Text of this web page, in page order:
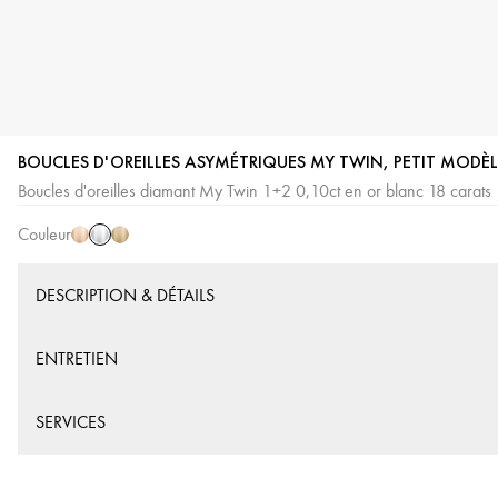
BOUCLES D'OREILLES ASYMÉTRIQUES MY TWIN, PETIT
Boucles d'oreilles diamant My Twin 1+2 0,10ct en or blanc 18 carats
Couleur
Or
Or
Blanc
Or
DESCRIPTION & DÉTAILS
ENTRETIEN
SERVICES